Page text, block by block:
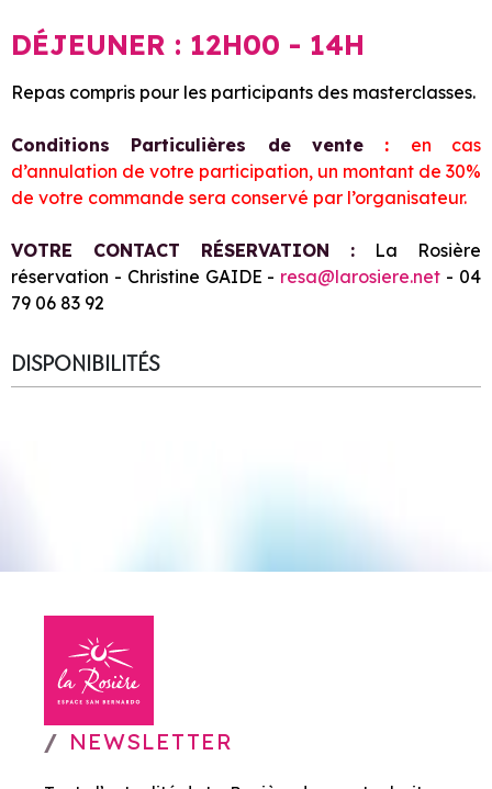
DÉJEUNER : 12H00 - 14H
Repas compris pour les participants des masterclasses.
Conditions Particulières de vente : en cas
d’annulation de votre participation, un montant de 30%
de votre commande sera conservé par l’organisateur.
VOTRE CONTACT RÉSERVATION : La Rosière
réservation - Christine GAIDE - resa@larosiere.net - 04
79 06 83 92
DISPONIBILITÉS
NEWSLETTER